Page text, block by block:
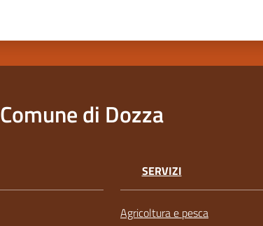
Comune di Dozza
SERVIZI
Agricoltura e pesca